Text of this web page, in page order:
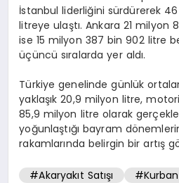
İstanbul liderliğini sürdürerek
litreye ulaştı. Ankara 21 milyon
ise 15 milyon 387 bin 902 litre
üçüncü sıralarda yer aldı.
Türkiye genelinde günlük
yaklaşık 20,9 milyon litre,
85,9 milyon litre olarak
yoğunlaştığı bayram
rakamlarında belirgin bir artış
#Akaryakıt Satışı